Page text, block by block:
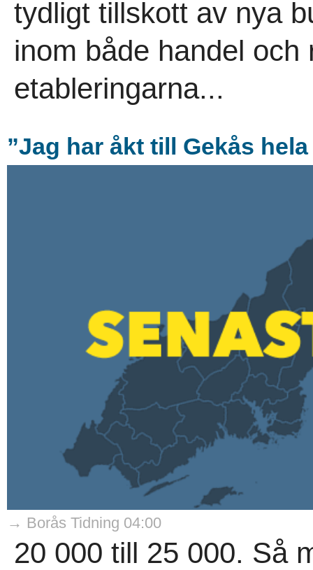
tydligt tillskott av nya
inom både handel
etableringarna...
”Jag har åkt till Gekås
→ Borås Tidning 04:00
20 000 till 25 000. Så